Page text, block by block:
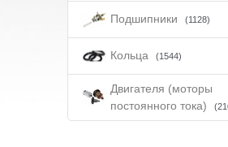
Подшипники (1128)
Кольца (1544)
Двигателя (моторы
постоянного тока)